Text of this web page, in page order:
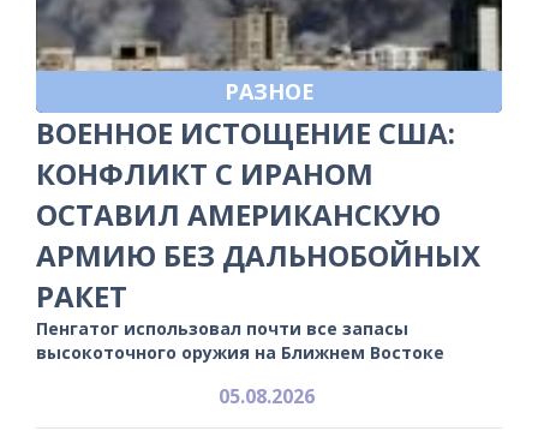
РАЗНОЕ
ВОЕННОЕ ИСТОЩЕНИЕ США:
КОНФЛИКТ С ИРАНОМ
ОСТАВИЛ АМЕРИКАНСКУЮ
АРМИЮ БЕЗ ДАЛЬНОБОЙНЫХ
РАКЕТ
Пенгатог использовал почти все запасы
высокоточного оружия на Ближнем Востоке
05.08.2026